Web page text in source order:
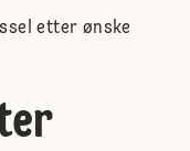
etter ønske